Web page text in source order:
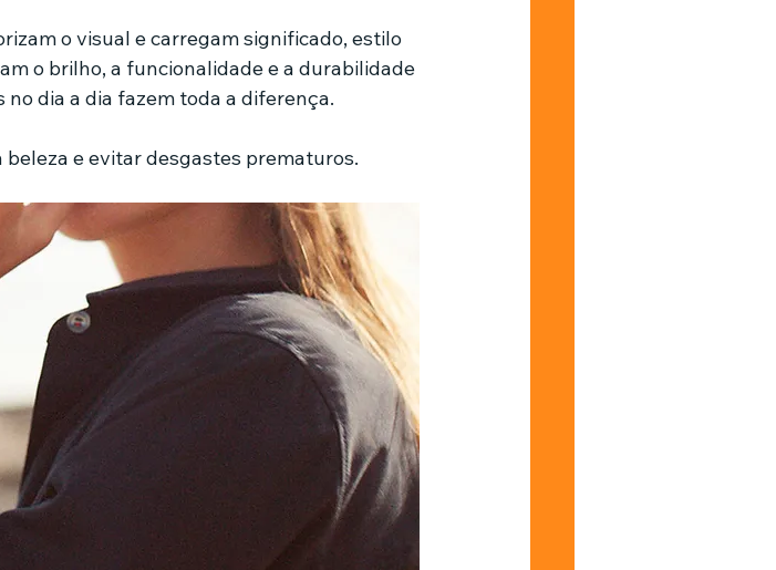
o visual e carregam significado, estilo
o brilho, a funcionalidade e a durabilidade
dia a dia fazem toda a diferença.
e evitar desgastes prematuros.